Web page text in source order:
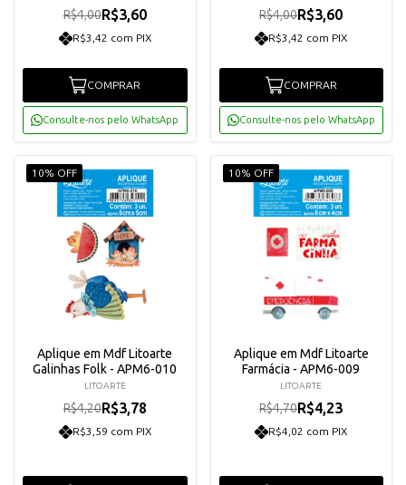
R$4,00R$3,60
R$3,42 com PIX
COMPRAR
Consulte-nos pelo WhatsApp
R$4,00R$3,60
R$3,42 com PIX
COMPRAR
Consulte-nos pelo WhatsApp
10% OFF
Aplique em Mdf Litoarte
Galinhas Folk - APM6-010
LITOARTE
R$4,20R$3,78
R$3,59 com PIX
10% OFF
Aplique em Mdf Litoarte
Farmácia - APM6-009
LITOARTE
R$4,70R$4,23
R$4,02 com PIX